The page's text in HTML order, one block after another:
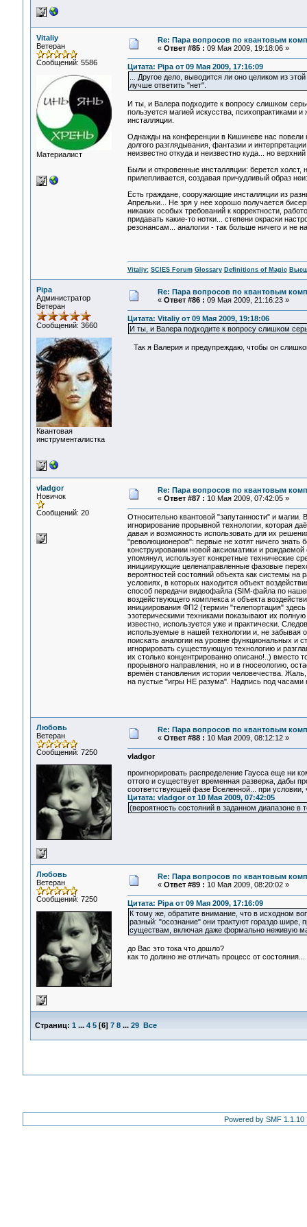
Vitaliy
Ветеран
Сообщений: 5586
Материалист
Re: Пара вопросов по квантовым
« Ответ #85 : 09 Мая 2009, 19:18:06 »
Цитата: Pipa от 09 Мая 2009, 17:16:09
... Другое дело, выводится ли оно целиком из
лучше ответить "нет".
И ты, и Валера подходите к вопросу слишком
пользуется магией искусства, психопрактиками
инсталляции.
Однажды на конференции в Кишиневе нас повели
долгого разглядывания, фантазии и
неизвестно откуда и неизвестно куда... но
Были и откровенные инсталляции: берется холст,
прилепливается, создавая причудливый образ
Есть граждане, сооружающие инсталляции из
Апрельки... Не зря у нее хорошо получается
никаких особых требований к корректности,
придавать какие-то нотки... степени окраски
резонансам... аналогии - так больше ничего и не
Vitaliy: SCIES Forum Glossary Definitions of Magic
Pipa
Администратор
Ветеран
Сообщений: 3660
Квантовая
инструменталистка
Re: Пара вопросов по квантовым
« Ответ #86 : 09 Мая 2009, 21:16:23 »
Цитата: Vitaliy от 09 Мая 2009, 19:18:06
И ты, и Валера подходите к вопросу слишком
Так я Валерия и предупреждаю, чтобы он
vladgor
Новичок
Сообщений: 20
Re: Пара вопросов по квантовым
« Ответ #87 : 10 Мая 2009, 07:42:05 »
Относительно квантовой "запутанности" и
игнорирование прорывной технологии, которая
давая и возможность использовать для их
"революционеров": первые не хотят ничего знать
конструировании новой аксиоматики и
упомянул, использует конкретные технические
инициирующие целенаправленные фазовые
вероятностей состояний объекта как системы на
условиях, в которых находится объект
способ передачи видеофайла (SIM-файла по
воздействующего комплекса и объекта
инициирования ФП2 (термин "телепортация"
эзотерическими техниками показывают их
известно, используется уже и практически.
используемые в нашей технологии и, не забывая
поискать аналогии на уровне функциональных и
игнорировать существующую технологию и
их столько концентрированно описано!..) вместо
прорывного направления, но и в гносеологию,
времён становления истории человечества.
на пустые "игры НЕ разума". Надпись под часами
Любовь
Ветеран
Сообщений: 7250
Re: Пара вопросов по квантовым
« Ответ #88 : 10 Мая 2009, 08:12:12 »
vladgor
проигнорировать распределение Гаусса еще ни
оттого и существует временная разверка, дабы
соответствующей фазе Вселенной... при условии,
Цитата: vladgor от 10 Мая 2009, 07:42:05
(вероятность состояний в заданном диапазоне в
Любовь
Ветеран
Сообщений: 7250
Re: Пара вопросов по квантовым
« Ответ #89 : 10 Мая 2009, 08:20:02 »
Цитата: Pipa от 09 Мая 2009, 17:16:09
К тому же, обратите внимание, что в исходном
разный: "осознание" они трактуют гораздо
существам, включая даже формально неживую
до Вас это тока что дошло?
как то должно же отличать процесс от состояния...
Страниц: 1 ... 4 5[6] 7 8 ... 29 Все
Powered by SMF 1.1.10